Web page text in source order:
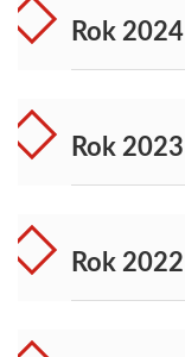
Rok 2024
Rok 2023
Rok 2022